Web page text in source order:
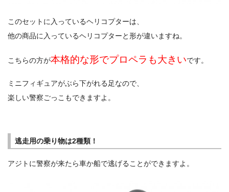
このセットに入っているヘリコプターは、
他の商品に入っているヘリコプターと形が違いますね。
こちらの方が本格的な形でプロペラも大きいです。
ミニフィギュアがぶら下がれる足なので、
楽しい警察ごっこもできますよ。
逃走用の乗り物は2種類！
アジトに警察が来たら車か船で逃げることができますよ。